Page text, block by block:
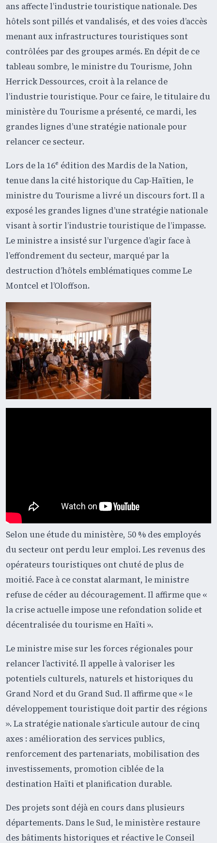
ans affecte l’industrie touristique nationale. Des
hôtels sont pillés et vandalisés, et des voies d’accès
menant aux infrastructures touristiques sont
contrôlées par des groupes armés. En dépit de ce
tableau sombre, le ministre du Tourisme, John
Herrick Dessources, croit à la relance de
l’industrie touristique. Pour ce faire, le titulaire du
ministère du Tourisme a présenté, ce mardi, les
grandes lignes d’une stratégie nationale pour
relancer ce secteur.
Lors de la 16ᵉ édition des Mardis de la Nation,
tenue dans la cité historique du Cap-Haïtien, le
ministre du Tourisme a livré un discours fort. Il a
exposé les grandes lignes d’une stratégie nationale
visant à sortir l’industrie touristique de l’impasse.
Le ministre a insisté sur l’urgence d’agir face à
l’effondrement du secteur, marqué par la
destruction d’hôtels emblématiques comme Le
Montcel et l’Oloffson.
Selon une étude du ministère, 50 % des employés
du secteur ont perdu leur emploi. Les revenus des
opérateurs touristiques ont chuté de plus de
moitié. Face à ce constat alarmant, le ministre
refuse de céder au découragement. Il affirme que «
la crise actuelle impose une refondation solide et
décentralisée du tourisme en Haïti ».
Le ministre mise sur les forces régionales pour
relancer l’activité. Il appelle à valoriser les
potentiels culturels, naturels et historiques du
Grand Nord et du Grand Sud. Il affirme que « le
développement touristique doit partir des régions
». La stratégie nationale s’articule autour de cinq
axes : amélioration des services publics,
renforcement des partenariats, mobilisation des
investissements, promotion ciblée de la
destination Haïti et planification durable.
Des projets sont déjà en cours dans plusieurs
départements. Dans le Sud, le ministère restaure
des bâtiments historiques et réactive le Conseil